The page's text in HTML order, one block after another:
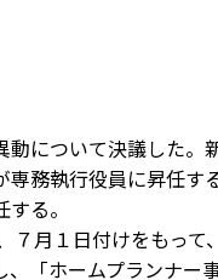
について決議した。
務執行役員に昇任す
る。
月１日付けをもって
「ホームプランナー